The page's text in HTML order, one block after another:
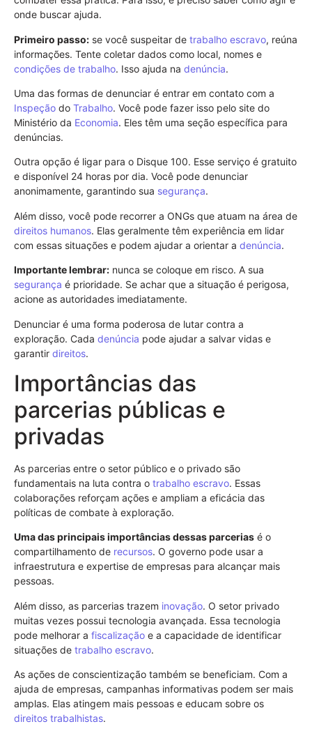
onde buscar ajuda.
Primeiro passo: se você suspeitar de trabalho escravo, reúna
informações. Tente coletar dados como local, nomes e
condições de trabalho. Isso ajuda na denúncia.
Uma das formas de denunciar é entrar em contato com a
Inspeção do Trabalho. Você pode fazer isso pelo site do
Ministério da Economia. Eles têm uma seção específica para
denúncias.
Outra opção é ligar para o Disque 100. Esse serviço é gratuito
e disponível 24 horas por dia. Você pode denunciar
anonimamente, garantindo sua segurança.
Além disso, você pode recorrer a ONGs que atuam na área de
direitos humanos. Elas geralmente têm experiência em lidar
com essas situações e podem ajudar a orientar a denúncia.
Importante lembrar: nunca se coloque em risco. A sua
segurança é prioridade. Se achar que a situação é perigosa,
acione as autoridades imediatamente.
Denunciar é uma forma poderosa de lutar contra a
exploração. Cada denúncia pode ajudar a salvar vidas e
garantir direitos.
Importâncias das
parcerias públicas e
privadas
As parcerias entre o setor público e o privado são
fundamentais na luta contra o trabalho escravo. Essas
colaborações reforçam ações e ampliam a eficácia das
políticas de combate à exploração.
Uma das principais importâncias dessas parcerias é o
compartilhamento de recursos. O governo pode usar a
infraestrutura e expertise de empresas para alcançar mais
pessoas.
Além disso, as parcerias trazem inovação. O setor privado
muitas vezes possui tecnologia avançada. Essa tecnologia
pode melhorar a fiscalização e a capacidade de identificar
situações de trabalho escravo.
As ações de conscientização também se beneficiam. Com a
ajuda de empresas, campanhas informativas podem ser mais
amplas. Elas atingem mais pessoas e educam sobre os
direitos trabalhistas.